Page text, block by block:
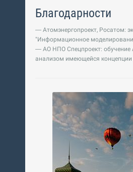
Благодарности
— Атомэнергопроект, Росатом:
"Информационное
— АО НПО Спецпроект: обучение
анализом имеющейся концепции